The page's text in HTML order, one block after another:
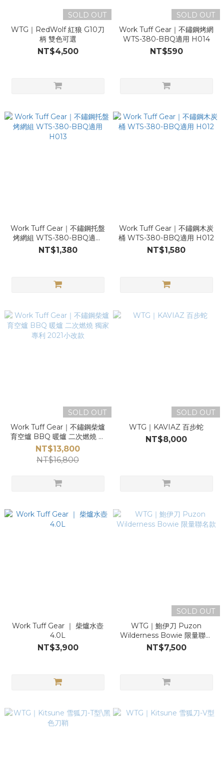
SOLD OUT
WTG｜RedWolf 紅狼 G10刀
柄 雙色可選
NT$4,500
SOLD OUT
Work Tuff Gear｜不鏽鋼烤網
WTS-380-BBQ適用 H014
NT$590
Work Tuff Gear｜不鏽鋼托盤
烤網組 WTS-380-BBQ適用
H013
NT$1,380
Work Tuff Gear｜不鏽鋼木炭
桶 WTS-380-BBQ適用 H012
NT$1,580
SOLD OUT
Work Tuff Gear｜不鏽鋼柴爐
育空爐 BBQ 暖爐 二次燃燒 獨
家專利 2021小改款
NT$13,800
NT$16,800
SOLD OUT
WTG｜KAVIAZ 百步蛇
NT$8,000
Work Tuff Gear ｜ 柴爐水壺
4.0L
NT$3,900
SOLD OUT
WTG｜鮑伊刀 Puzon
Wilderness Bowie 限量聯名
款
NT$7,500